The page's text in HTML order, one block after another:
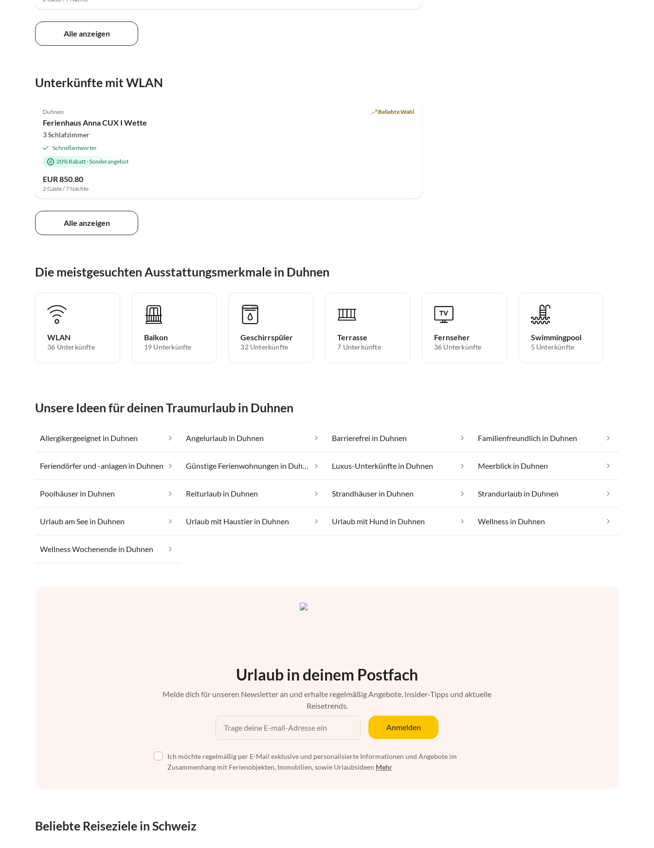
Alle anzeigen
Unterkünfte mit WLAN
Duhnen Beliebte Wahl
Ferienhaus Anna CUX I Wette
3 Schlafzimmer
Schnellantworter
20% Rabatt·Sonderangebot
EUR 850.80
2 Gäste / 7 Nächte
Alle anzeigen
Die meistgesuchten Ausstattungsmerkmale in Duhnen
WLAN
36 Unterkünfte
Balkon
19 Unterkünfte
Geschirrspüler
32 Unterkünfte
Terrasse
7 Unterkünfte
Fernseher
36 Unterkünfte
Swimmingpool
5 Unterkünfte
Unsere Ideen für deinen Traumurlaub in Duhnen
Allergikergeeignet in Duhnen Angelurlaub in Duhnen Barrierefrei in Duhnen Familienfreundlich in Duhnen
Feriendörfer und -anlagen in Duhnen Günstige Ferienwohnungen in Duhnen Luxus-Unterkünfte in Duhnen Meerblick in Duhnen
Poolhäuser in Duhnen Reiturlaub in Duhnen Strandhäuser in Duhnen Strandurlaub in Duhnen
Urlaub am See in Duhnen Urlaub mit Haustier in Duhnen Urlaub mit Hund in Duhnen Wellness in Duhnen
Wellness Wochenende in Duhnen
Urlaub in deinem Postfach
Melde dich für unseren Newsletter an und erhalte regelmäßig Angebote, Insider-Tipps und aktuelle
Reisetrends.
Anmelden
Ich möchte regelmäßig per E-Mail exklusive und personalisierte Informationen und Angebote im
Zusammenhang mit Ferienobjekten, Immobilien, sowie Urlaubsideen Mehr
Beliebte Reiseziele in Schweiz